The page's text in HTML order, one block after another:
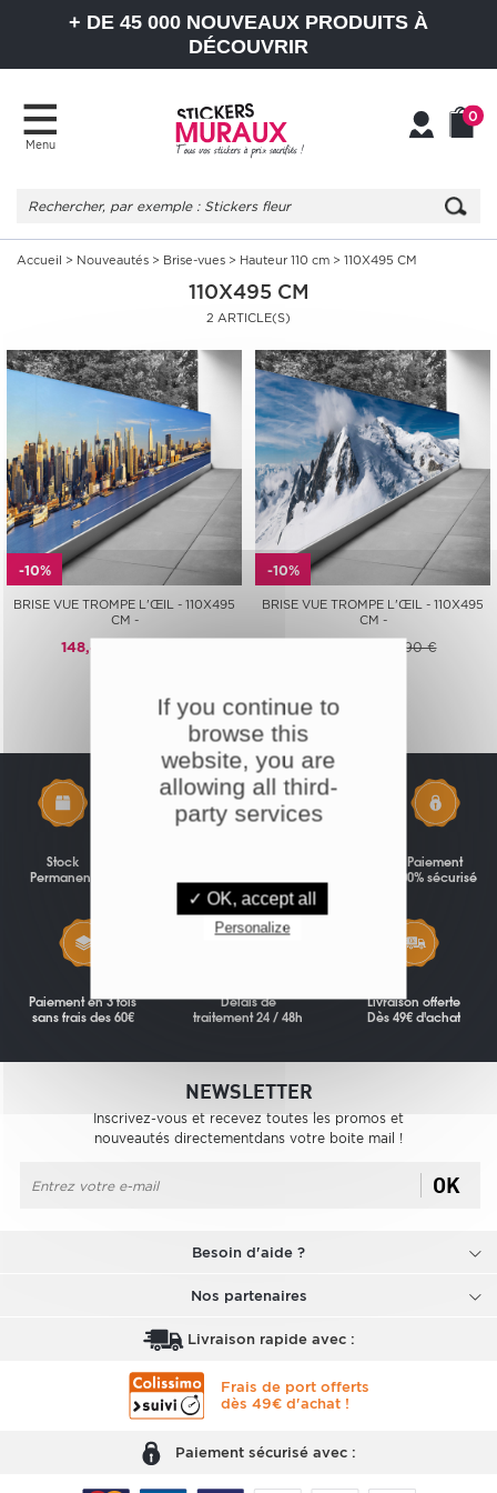
+ DE 45 000 NOUVEAUX PRODUITS À
DÉCOUVRIR
Menu
0
Accueil > Nouveautés > Brise-vues > Hauteur 110 cm > 110X495 CM
110X495 CM
2 ARTICLE(S)
-10%
BRISE VUE TROMPE L'ŒIL - 110X495
CM -
148,41 €
-10%
BRISE VUE TROMPE L'ŒIL - 110X495
CM -
164,90 €
Stock
Permanent
Paiement
100% sécurisé
Paiement en 3 fois
sans frais des 60€
Délais de
traitement 24 / 48h
Livraison offerte
Dès 49€ d'achat
NEWSLETTER
Inscrivez-vous et recevez toutes les promos et
nouveautés directementdans votre boite mail !
OK
Besoin d'aide ?
Nos partenaires
Livraison rapide avec :
Frais de port offerts
dès 49€ d'achat !
Paiement sécurisé avec :
If you continue to
browse this
website, you are
allowing all third-
party services
✓ OK, accept all
Personalize